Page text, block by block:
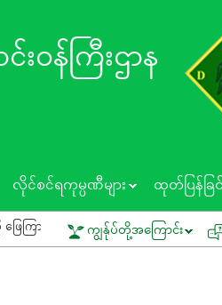
း၀န်ကြီးဌာန
လိုင်စင်ရကုမ္ပဏီများ ထုတ်ပြန်ခြင်
ားပေးရန် ပြည်သူသို့ သတိပေးနှိုးဆော်ခြင်း
ကျွန်ုပ်တို့အကြောင်း